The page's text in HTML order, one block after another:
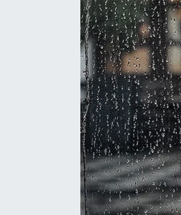
Koronavirüs
Kültür Sanat
Ne demişti